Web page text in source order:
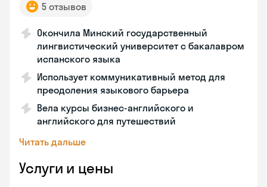
5 отзывов
Окончила Минский государственный
лингвистический университет с бакалавром
испанского языка
Использует коммуникативный метод для
преодоления языкового барьера
Вела курсы бизнес-английского и
английского для путешествий
Читать дальше
Услуги и цены